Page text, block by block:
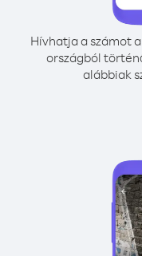
Hívhatja a számot
országból
alábbiak